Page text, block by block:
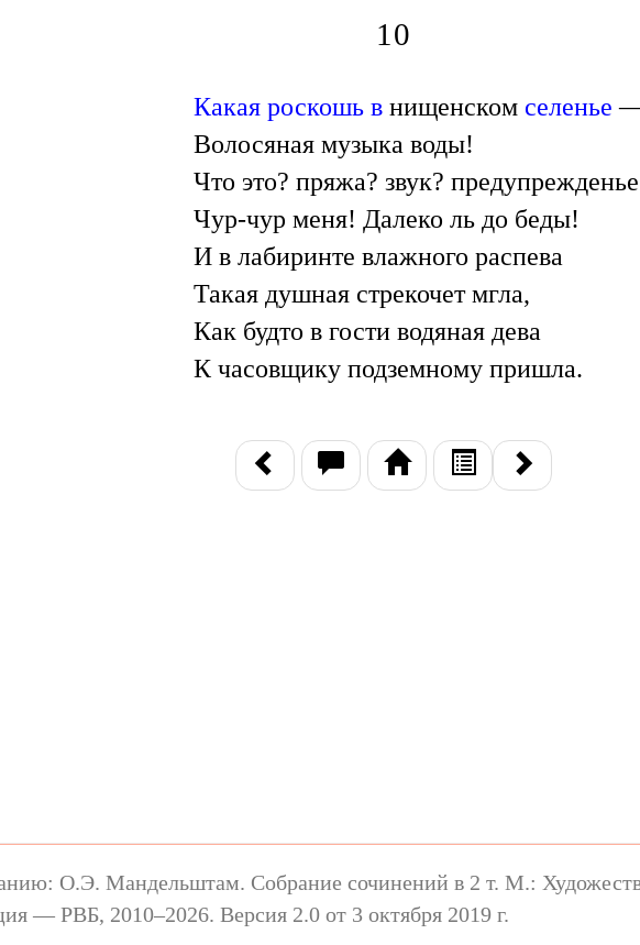
10
Какая роскошь внищенском селенье
Волосяная музыка воды!
Что это? пряжа? звук?
Чур-чур меня! Далеко ль до беды!
И в лабиринте влажного распева
Такая душная стрекочет мгла,
Как будто в гости водяная дева
К часовщику подземному пришла.
О.Э. Мандельштам. Собрание сочинений в 2 т. М.:
— РВБ, 2010–2026. Версия 2.0 от 3 октября 2019 г.